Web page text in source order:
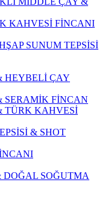
KAHVESİ FİNCANI
SUNUM TEPSİSİ
HEYBELİ ÇAY
SERAMİK FİNCAN
TÜRK KAHVESİ
& SHOT
SOĞUTMA